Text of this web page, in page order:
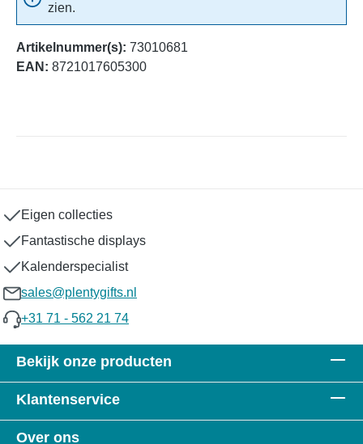
zien.
Artikelnummer(s): 73010681
EAN: 8721017605300
Eigen collecties
Fantastische displays
Kalenderspecialist
sales@plentygifts.nl
+31 71 - 562 21 74
Bekijk onze producten
Klantenservice
Over ons